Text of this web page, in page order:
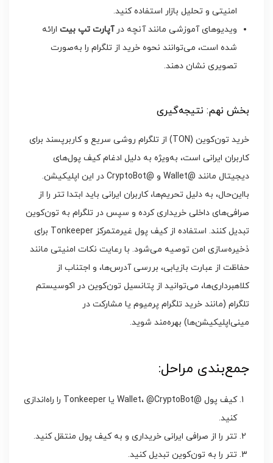
امنیتی و تحلیل بازار استفاده کنید.
ویدیوهای آموزشی مانند آنچه درآپارت تپ بیت ارائه
شده است، می‌توانند نحوه خرید از تلگرام را به‌صورت
تصویری نشان دهند.
بخش نهم: نتیجه‌گیری
خرید تون‌کوین (TON) از تلگرام روشی سریع و کاربرپسند برای
کاربران ایرانی است، به‌ویژه به دلیل ادغام کیف پول‌های
دیجیتال مانند @Wallet و @CryptoBot در این اپلیکیشن.
بااین‌حال، به دلیل تحریم‌ها، کاربران ایرانی باید ابتدا تتر را از
صرافی‌های داخلی خریداری کرده و سپس در تلگرام به تون‌کوین
تبدیل کنند. استفاده از کیف پول غیرمتمرکز Tonkeeper برای
ذخیره‌سازی امن توصیه می‌شود. با رعایت نکات امنیتی مانند
حفاظت از عبارت بازیابی، بررسی آدرس‌ها، و اجتناب از
کلاهبرداری‌ها، می‌توانید از پتانسیل تون‌کوین در اکوسیستم
تلگرام (مانند خرید تلگرام پرمیوم یا مشارکت در
مینی‌اپلیکیشن‌ها) بهره‌مند شوید.
جمع‌بندی مراحل:
کیف پول @Wallet، @CryptoBot یا Tonkeeper را راه‌اندازی
کنید.
تتر را از صرافی ایرانی خریداری و به کیف پول منتقل کنید.
تتر را به تون‌کوین تبدیل کنید.